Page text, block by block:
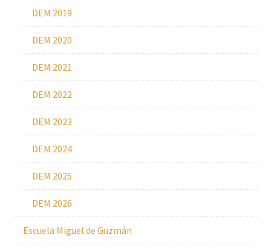
DEM 2019
DEM 2020
DEM 2021
DEM 2022
DEM 2023
DEM 2024
DEM 2025
DEM 2026
Escuela Miguel de Guzmán